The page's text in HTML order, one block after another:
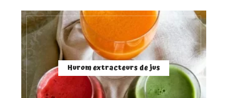
Hurom extracteurs de jus